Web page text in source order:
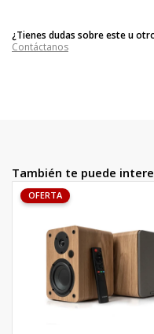
suficientemente ligeros
¿Tienes dudas sobre este u
Contáctanos
También te puede
OFERTA